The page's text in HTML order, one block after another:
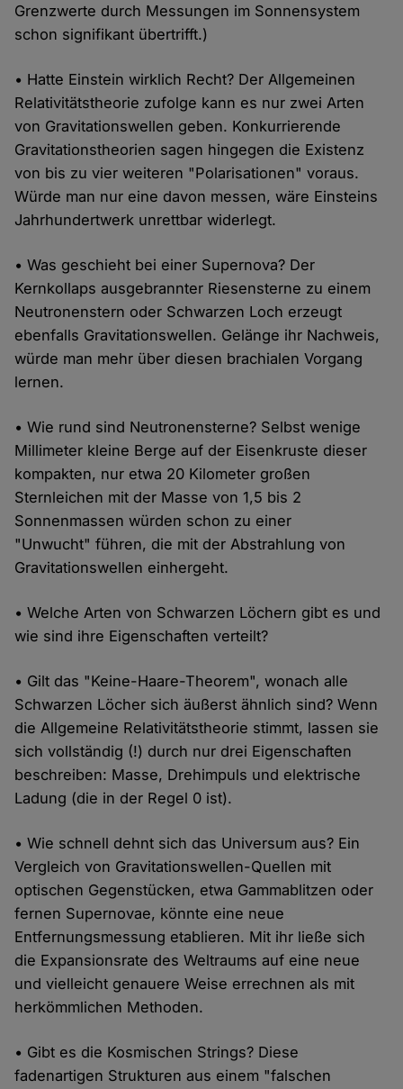
Grenzwerte durch Messungen im Sonnensystem
schon signifikant übertrifft.)
• Hatte Einstein wirklich Recht? Der Allgemeinen
Relativitätstheorie zufolge kann es nur zwei Arten
von Gravitationswellen geben. Konkurrierende
Gravitationstheorien sagen hingegen die Existenz
von bis zu vier weiteren "Polarisationen" voraus.
Würde man nur eine davon messen, wäre Einsteins
Jahrhundertwerk unrettbar widerlegt.
• Was geschieht bei einer Supernova? Der
Kernkollaps ausgebrannter Riesensterne zu einem
Neutronenstern oder Schwarzen Loch erzeugt
ebenfalls Gravitationswellen. Gelänge ihr Nachweis,
würde man mehr über diesen brachialen Vorgang
lernen.
• Wie rund sind Neutronensterne? Selbst wenige
Millimeter kleine Berge auf der Eisenkruste dieser
kompakten, nur etwa 20 Kilometer großen
Sternleichen mit der Masse von 1,5 bis 2
Sonnenmassen würden schon zu einer
"Unwucht" führen, die mit der Abstrahlung von
Gravitationswellen einhergeht.
• Welche Arten von Schwarzen Löchern gibt es und
wie sind ihre Eigenschaften verteilt?
• Gilt das "Keine-Haare-Theorem", wonach alle
Schwarzen Löcher sich äußerst ähnlich sind? Wenn
die Allgemeine Relativitätstheorie stimmt, lassen sie
sich vollständig (!) durch nur drei Eigenschaften
beschreiben: Masse, Drehimpuls und elektrische
Ladung (die in der Regel 0 ist).
• Wie schnell dehnt sich das Universum aus? Ein
Vergleich von Gravitationswellen-Quellen mit
optischen Gegenstücken, etwa Gammablitzen oder
fernen Supernovae, könnte eine neue
Entfernungsmessung etablieren. Mit ihr ließe sich
die Expansionsrate des Weltraums auf eine neue
und vielleicht genauere Weise errechnen als mit
herkömmlichen Methoden.
• Gibt es die Kosmischen Strings? Diese
fadenartigen Strukturen aus einem "falschen